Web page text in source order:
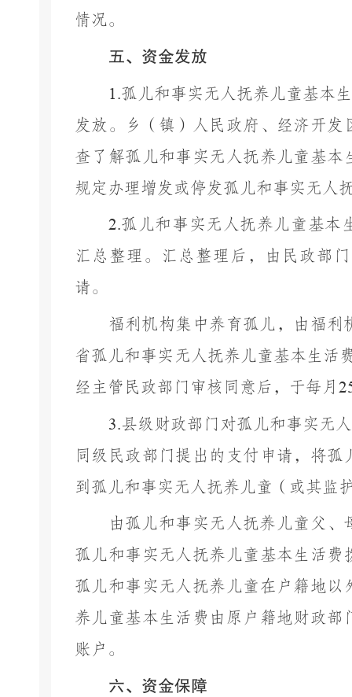
情况。
五、资金发放
1.孤儿和事实无人抚养儿童基本
发放。乡（镇）人民政府、 经济开发
查了解孤儿和事实无人抚养儿童基
规定办理增发或停发孤儿和事实无人
2.孤儿和事实无人抚养儿童基本
汇总整理。汇总整理后，由民政部
请。
福利机构集中养育孤儿，由福
省孤儿和事实无人抚养儿童基本生活
经主管民政部门审核同意后，于每月
3.县级 财政部门对孤儿和事实无
同级民政部门提出的支付申请，将
到孤儿和事实无人抚养儿童（或其监
由孤儿和事实无人抚养儿童父
孤儿和事实无人抚养儿童基本生活
孤儿和事实无人抚养儿童在户籍地
养儿童基本生活费由原户籍地财政
账户。
六、资金保障